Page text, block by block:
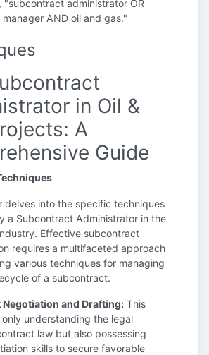
"subcontract administrator OR
AND oil and gas."
in Oil &
A
Guide
delves into the specific techniques
a Subcontract Administrator in the
Effective subcontract
requires a multifaceted approach
various techniques for managing
of a subcontract.
Negotiation and Drafting: This
understanding the legal
law but also possessing
skills to secure favorable